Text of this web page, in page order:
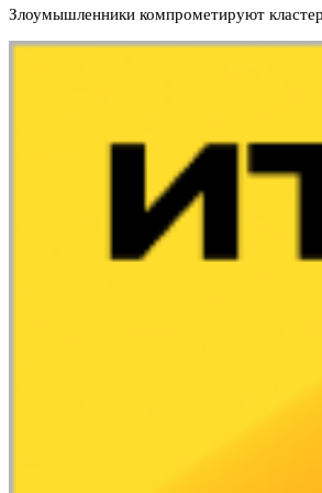
Злоумышленники компрометируют